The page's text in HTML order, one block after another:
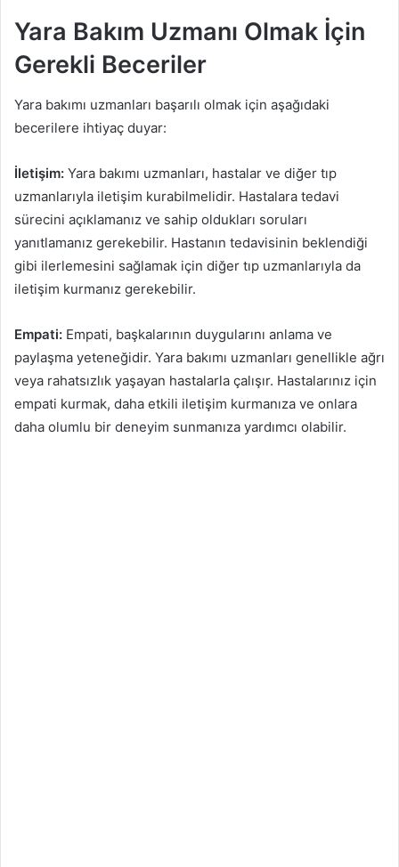
Yara Bakım Uzmanı Olmak İçin
Gerekli Beceriler
Yara bakımı uzmanları başarılı olmak için aşağıdaki
becerilere ihtiyaç duyar:
İletişim: Yara bakımı uzmanları, hastalar ve diğer tıp
uzmanlarıyla iletişim kurabilmelidir. Hastalara tedavi
sürecini açıklamanız ve sahip oldukları soruları
yanıtlamanız gerekebilir. Hastanın tedavisinin beklendiği
gibi ilerlemesini sağlamak için diğer tıp uzmanlarıyla da
iletişim kurmanız gerekebilir.
Empati: Empati, başkalarının duygularını anlama ve
paylaşma yeteneğidir. Yara bakımı uzmanları genellikle ağrı
veya rahatsızlık yaşayan hastalarla çalışır. Hastalarınız için
empati kurmak, daha etkili iletişim kurmanıza ve onlara
daha olumlu bir deneyim sunmanıza yardımcı olabilir.